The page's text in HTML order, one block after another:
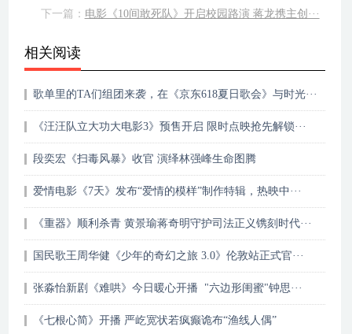
下一篇： 电影《10间敢死队》开启校园路演 蒋龙携主创···
相关阅读
歌单里的TA们组团来袭，在《京东618夏日歌会》与时光···
《汪汪队立大功大电影3》预售开启 限时点映抢先解锁···
段奕宏《扫毒风暴》收官 演绎林强峰生命图腾
爱情电影《7天》发布“爱情的模样”制作特辑，热映中···
《重器》顺利杀青 黄景瑜蒋奇明守护司法正义镌刻时代···
国民歌王周华健《少年的奇幻之旅 3.0》伦敦站正式官···
张淼怡新剧《难哄》今日暖心开播 "六边形闺蜜"钟思···
《七根心简》开播 严屹宽状若疯癫诡布“渔线人偶”